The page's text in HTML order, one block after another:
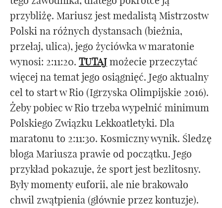
przybliżę. Mariusz jest medalistą Mistrzostw
Polski na różnych dystansach (bieżnia,
przełaj, ulica), jego życiówka w maratonie
wynosi: 2:11:20. TUTAJ możecie przeczytać
więcej na temat jego osiągnięć. Jego aktualny
cel to start w Rio (Igrzyska Olimpijskie 2016).
Żeby pobiec w Rio trzeba wypełnić minimum
Polskiego Związku Lekkoatletyki. Dla
maratonu to 2:11:30. Kosmiczny wynik. Śledzę
bloga Mariusza prawie od początku. Jego
przykład pokazuje, że sport jest bezlitosny.
Były momenty euforii, ale nie brakowało
chwil zwątpienia (głównie przez kontuzje).